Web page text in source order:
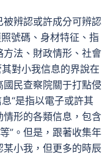
辨認或許成分可辨認
號碼、身材特征、指
法、財政情形、社會
對小我信息的界說在
民查察院關于打點侵
“是指以電子或許其
形的各類信息，包含
”。但是，跟著收集年
小我，但更多的時辰